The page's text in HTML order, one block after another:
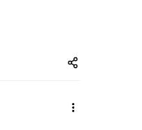
Share
zuto.vn